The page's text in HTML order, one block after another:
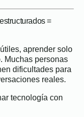
=
aprender solo
Muchas personas
dificultades para
reales.
tecnología con